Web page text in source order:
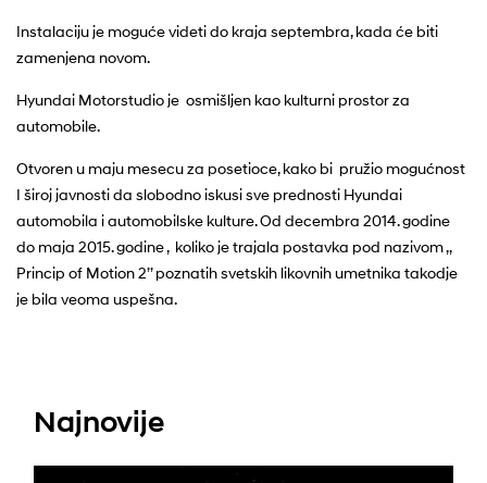
Instalaciju je moguće videti do kraja septembra, kada će biti
zamenjena novom.
Hyundai Motorstudio je osmišljen kao kulturni prostor za
automobile.
Otvoren u maju mesecu za posetioce, kako bi pružio mogućnost
I široj javnosti da slobodno iskusi sve prednosti Hyundai
automobila i automobilske kulture. Od decembra 2014. godine
do maja 2015. godine , koliko je trajala postavka pod nazivom ,,
Princip of Motion 2’’ poznatih svetskih likovnih umetnika takodje
je bila veoma uspešna.
Najnovije